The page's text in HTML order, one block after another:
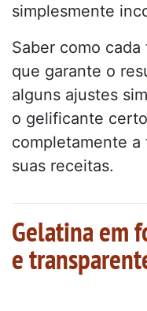
simplesmente
Saber como
que garante o
alguns ajustes
o gelificante
completamente
suas receitas.
Gelatina em
e